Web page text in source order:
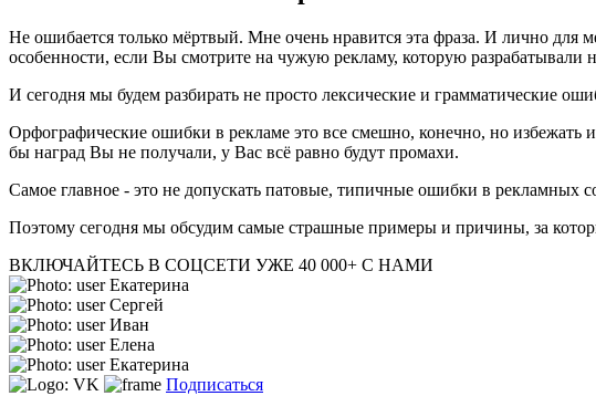
Не ошибается только мёртвый. Мне очень нравится эта фраза. И лично для
особенности, если Вы смотрите на чужую рекламу, которую разрабатывали
И сегодня мы будем разбирать не просто лексические и грамматические
Орфографические ошибки в рекламе это все смешно, конечно, но
бы наград Вы не получали, у Вас всё равно будут промахи.
Самое главное - это не допускать патовые, типичные ошибки в рекламных
Поэтому сегодня мы обсудим самые страшные примеры и причины, за
ВКЛЮЧАЙТЕСЬ В СОЦСЕТИ УЖЕ 40 000+ С НАМИ
Екатерина
Сергей
Иван
Елена
Екатерина
Подписаться